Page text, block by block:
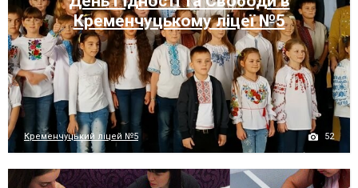
Кременчуцькому ліцеї №5
Кременчуцький ліцей №5 52